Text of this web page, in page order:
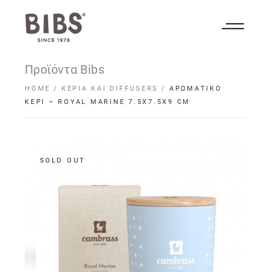
Προϊόντα Bibs
HOME ΚΕΡΙΆ ΚΑΙ DIFFUSERS
ΑΡΩΜΑΤΙΚΟ
ΚΕΡΙ – ROYAL MARINE 7.5X7.5X9 CM
SOLD OUT